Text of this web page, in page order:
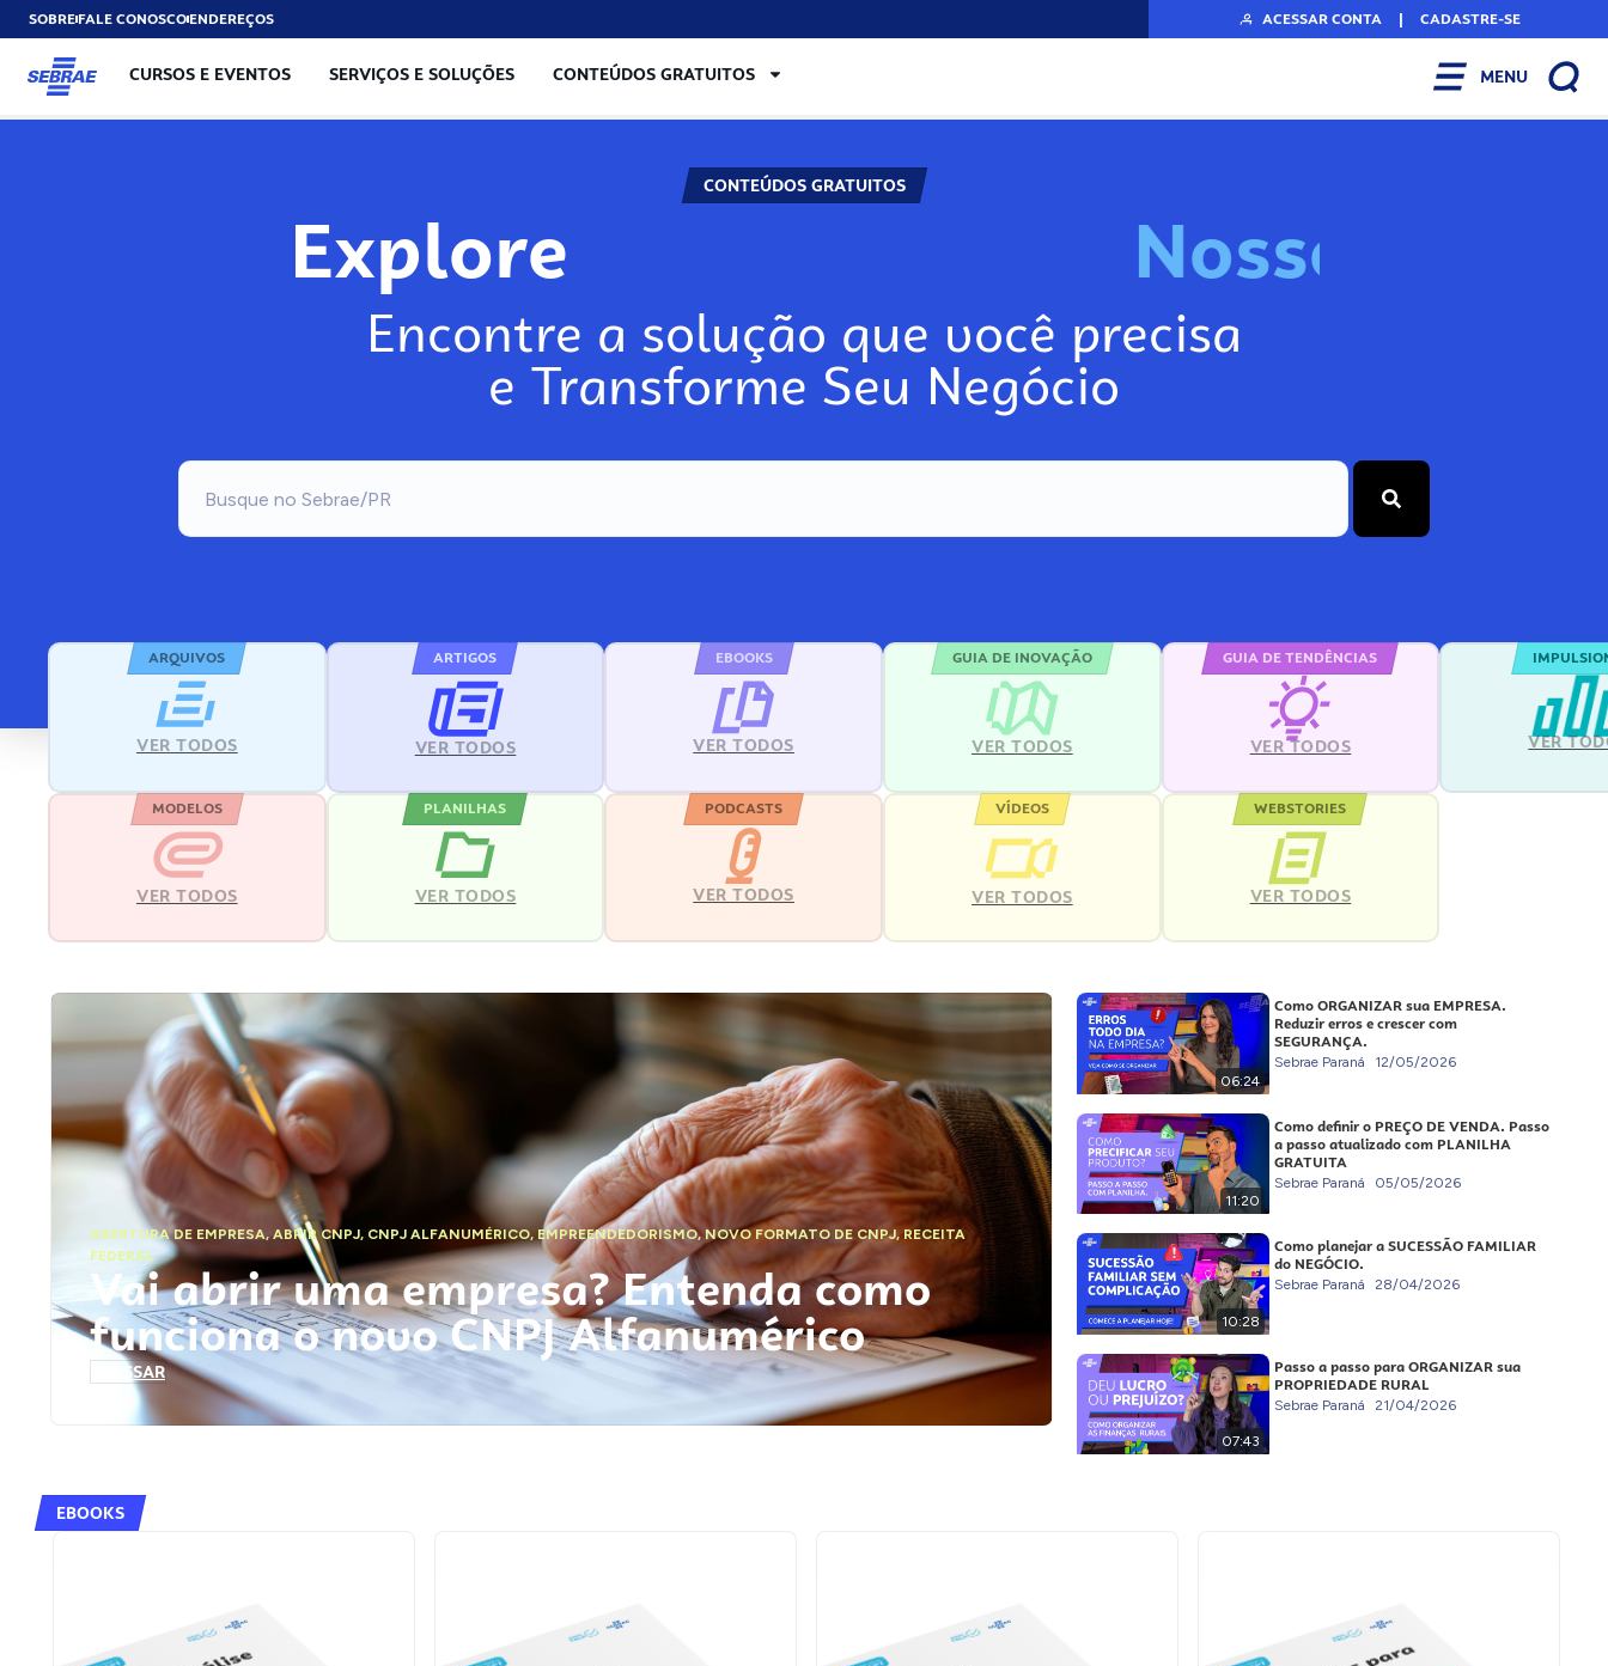
SOBREFALE CONOSCOENDEREÇOS ACESSAR CONTA | CADASTRE-SE
CURSOS E EVENTOS SERVIÇOS E SOLUÇÕES CONTEÚDOS GRATUITOS MENU
CONTEÚDOS GRATUITOS
Explore Nosso
Encontre a solução que você precisa
e Transforme Seu Negócio
ARQUIVOS
VER TODOS
ARTIGOS
VER TODOS
EBOOKS
VER TODOS
GUIA DE INOVAÇÃO
VER TODOS
GUIA DE TENDÊNCIAS
VER TODOS VER
MODELOS
VER TODOS
PLANILHAS
VER TODOS
PODCASTS
VER TODOS
VÍDEOS
VER TODOS
WEBSTORIES
VER TODOS
ABERTURA DE EMPRESA,ABRIR CNPJ, CNPJ ALFANUMÉRICO, EMPREENDEDORISMO,NOVO FORMATO DE CNPJ,RECEITA
FEDERAL
Vai abrir uma empresa? Entenda como
funciona o novo CNPJ Alfanumérico
ACESSAR
06:24
Como ORGANIZAR sua EMPRESA.
Reduzir erros e crescer com
SEGURANÇA.
Sebrae Paraná 12/05/2026
11:20
Como definir o PREÇO DE VENDA. Passo
a passo atualizado com PLANILHA
GRATUITA
Sebrae Paraná 05/05/2026
10:28
Como planejar a SUCESSÃO FAMILIAR
do NEGÓCIO.
Sebrae Paraná 28/04/2026
07:43
Passo a passo para ORGANIZAR sua
PROPRIEDADE RURAL
Sebrae Paraná 21/04/2026
EBOOKS